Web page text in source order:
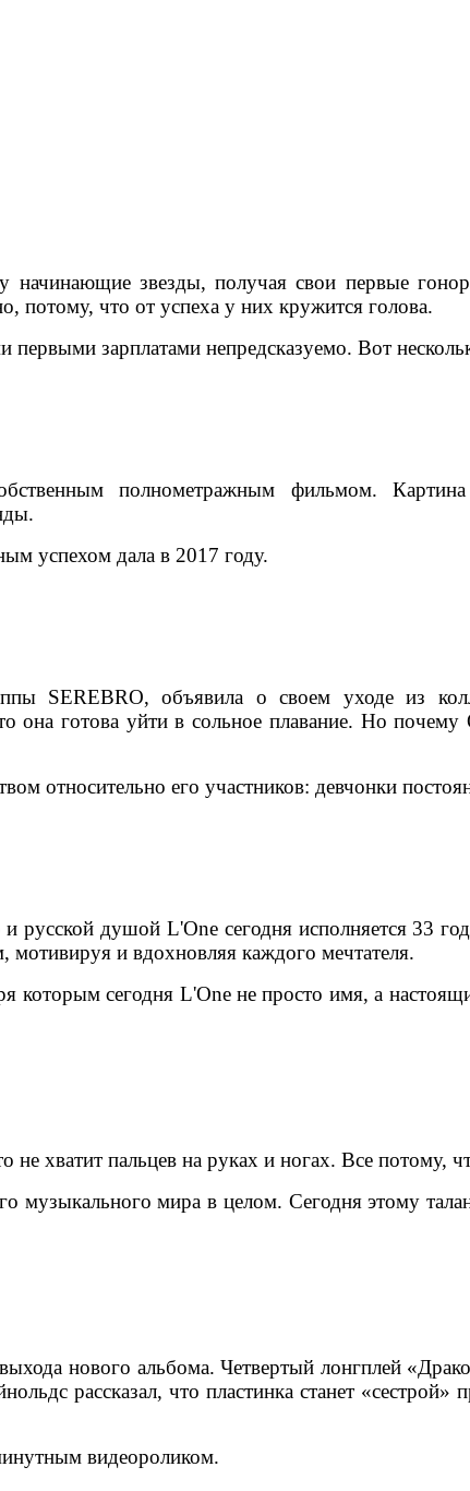
начинающие звезды, получая свои первые
потому, что от успеха у них кружится голова.
зарплатами непредсказуемо. Вот
полнометражным фильмом.
успехом дала в 2017 году.
SEREBRO, объявила о своем уходе из
она готова уйти в сольное плавание. Но
относительно его участников: девчонки
русской душой L'One сегодня исполняется 33
мотивируя и вдохновляя каждого мечтателя.
которым сегодня L'One не просто имя, а
не хватит пальцев на руках и ногах. Все потому,
музыкального мира в целом. Сегодня этому
нового альбома. Четвертый лонгплей
рассказал, что пластинка станет
видеороликом.